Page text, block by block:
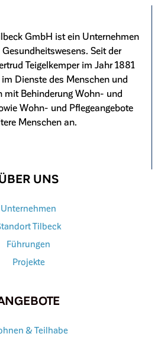
GmbH ist ein Unternehmen
Seit der
Teigelkemper im Jahr 1881
Dienste des Menschen und
mit Behinderung Wohn- und
Wohn- und Pflegeangebote
Menschen an.
UNS
Unternehmen
Tilbeck
Führungen
Projekte
& Teilhabe